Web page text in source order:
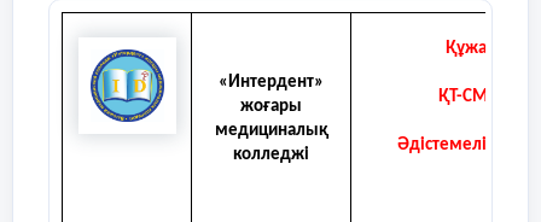
«Интердент»
жоғары
медициналық
колледжі
Құжаттама
ҚТ-СМЖ-00
Әдістемелік